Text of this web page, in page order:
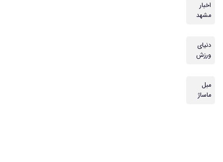
اخبار
مشهد
دنیای
ورزش
مبل
ماساژ